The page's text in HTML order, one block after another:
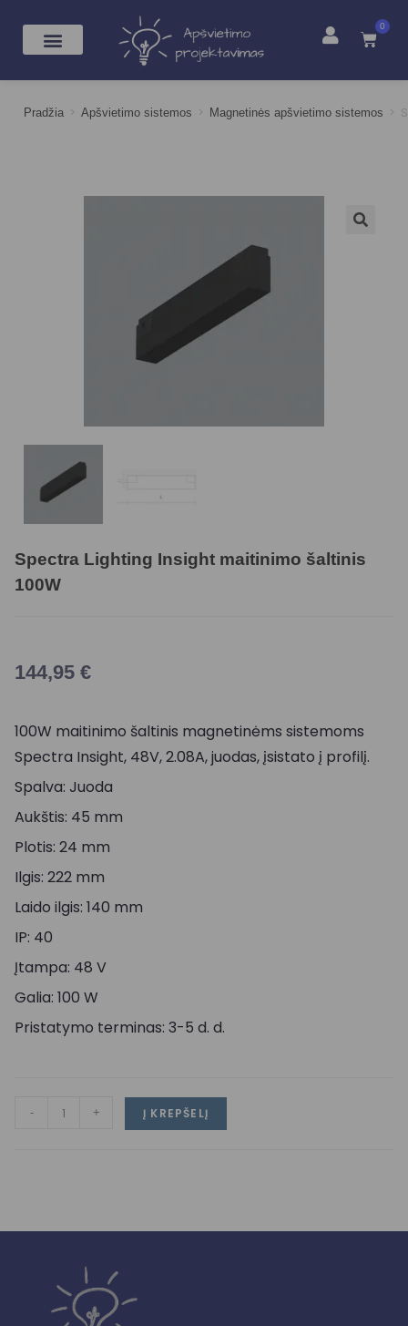
0
Pradžia > Apšvietimo sistemos > Magnetinės apšvietimo sistemos >
Spectra Lighting Insight maitinimo šaltinis
100W
144,95 €
100W maitinimo šaltinis magnetinėms sistemoms
Spectra Insight, 48V, 2.08A, juodas, įsistato į profilį.
Spalva: Juoda
Aukštis: 45 mm
Plotis: 24 mm
Ilgis: 222 mm
Laido ilgis: 140 mm
IP: 40
Įtampa: 48 V
Galia: 100 W
Pristatymo terminas: 3-5 d. d.
- + Į KREPŠELĮ